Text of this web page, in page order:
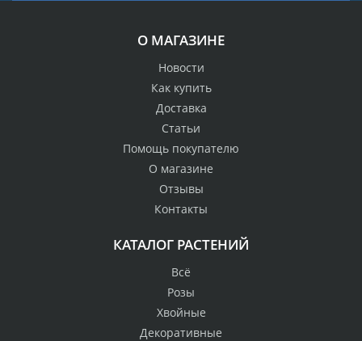
О МАГАЗИНЕ
Новости
Как купить
Доставка
Статьи
Помощь покупателю
О магазине
Отзывы
Контакты
КАТАЛОГ РАСТЕНИЙ
Всё
Розы
Хвойные
Декоративные